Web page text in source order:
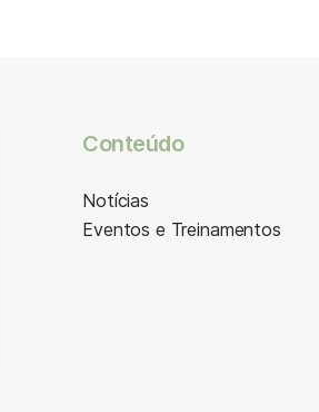
Conteúdo
Notícias
Eventos e Treinamentos